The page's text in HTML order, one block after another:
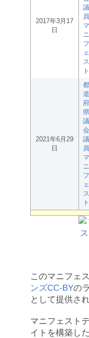
2017年3月17
日
議
員
マ
ニ
フ
ェ
ス
ト
2021年6月29
日
都
道
府
県
議
会
議
員
マ
ニ
フ
ェ
ス
ト
このマニフェス
ンズCC-BYの
として提供さ
マニフェスト
イトを構築した